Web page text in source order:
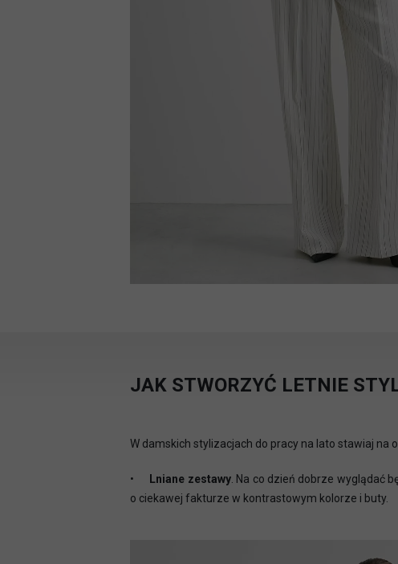
JAK STWORZYĆ LETNIE
W damskich stylizacjach do pracy na lato stawiaj na
• Lniane zestawy. Na co dzień dobrze wyglądać
o ciekawej fakturze w kontrastowym kolorze i buty.